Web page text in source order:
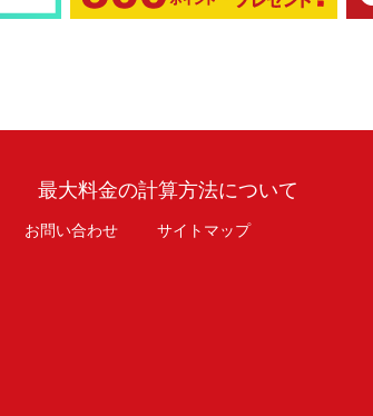
最大料金の計算方法について
お問い合わせ サイトマップ